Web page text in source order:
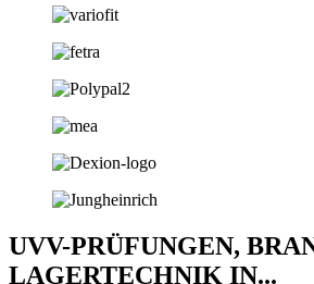
UVV-PRÜFUNGEN,
LAGERTECHNIK IN...